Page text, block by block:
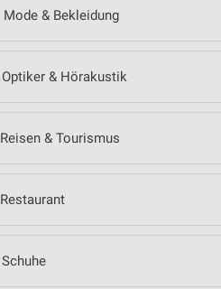
Mode & Bekleidung
Optiker & Hörakustik
Reisen & Tourismus
Restaurant
Schuhe